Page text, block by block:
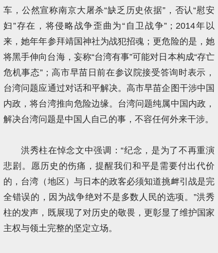
车，公然宣称南京大屠杀“缺乏历史依据”，否认“慰安
妇”存在，将侵略战争歪曲为“自卫战争”；2014年以
来，她年年参拜靖国神社为战犯招魂；更危险的是，她
将黑手伸向台海，妄称“台湾有事”可能对日本构成“存亡
危机事态”；高市早苗日前在参议院接受答询时表示，
台湾问题应通过对话和平解决。高市早苗企图干涉中国
内政，将台湾推向危险边缘。台湾问题纯属中国内政，
解决台湾问题是中国人自己的事，不容任何外来干涉。
洪秀柱在悼念文中强调：“纪念，是为了不再重演
悲剧。愿历史的伤痛，提醒我们和平是需要付出代价
的，台湾（地区）与日本的政客必须知道挑衅引战是完
全错误的，因为战争绝对不是多数人民的选项。”洪秀
柱的发声，既展现了对历史的敬畏，更彰显了维护国家
主权与领土完整的坚定立场。